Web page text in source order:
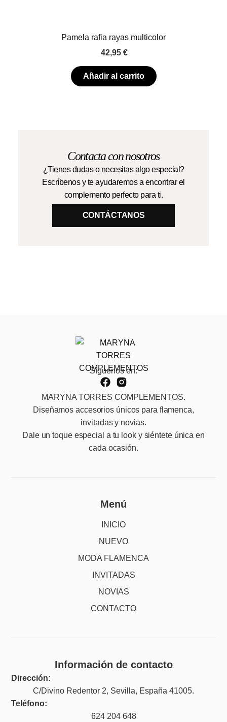
Pamela rafia rayas multicolor
42,95 €
Añadir al carrito
Contacta con nosotros
¿Tienes dudas o necesitas algo especial?
Escríbenos y te ayudaremos a encontrar el
complemento perfecto para ti.
CONTÁCTANOS
Síguenos en:
MARYNA TORRES COMPLEMENTOS.
Diseñamos accesorios únicos para flamenca,
invitadas y novias.
Dale un toque especial a tu look y siéntete única en
cada ocasión.
Menú
INICIO
NUEVO
MODA FLAMENCA
INVITADAS
NOVIAS
CONTACTO
Información de contacto
Dirección:
C/Divino Redentor 2, Sevilla, España 41005.
Teléfono:
624 204 648